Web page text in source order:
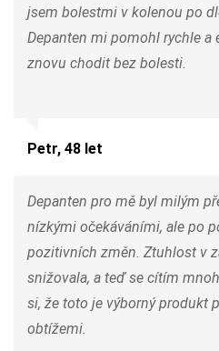
jsem bolestmi v kolenou po
Depanten mi pomohl rychle a
znovu chodit bez bolesti.
Petr, 48 let
Depanten pro mě byl milým
nízkými očekáváními, ale po
pozitivních změn. Ztuhlost v
snižovala, a teď se cítím
si, že toto je výborný produkt
obtížemi.